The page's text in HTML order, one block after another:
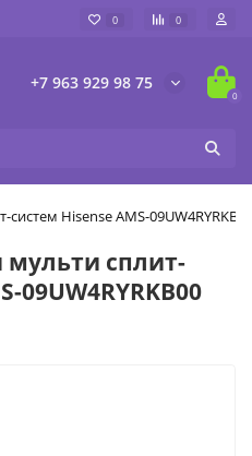
0 0
+7 963 929 98 75
0
Hisense AMS-09UW4RYRKB00
мульти сплит-
09UW4RYRKB00